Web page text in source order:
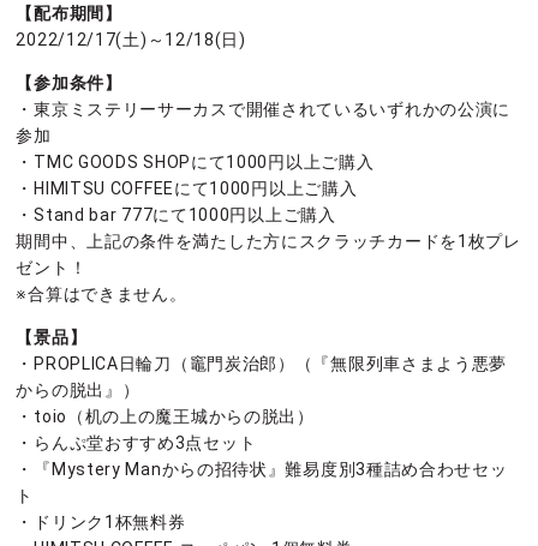
【配布期間】
2022/12/17(土)～12/18(日)
【参加条件】
・東京ミステリーサーカスで開催されているいずれかの公演に
参加
・TMC GOODS SHOPにて1000円以上ご購入
・HIMITSU COFFEEにて1000円以上ご購入
・Stand bar 777にて1000円以上ご購入
期間中、上記の条件を満たした方にスクラッチカードを1枚プレ
ゼント！
※合算はできません。
【景品】
・PROPLICA日輪刀（竈門炭治郎）（『無限列車さまよう悪夢
からの脱出』）
・toio（机の上の魔王城からの脱出）
・らんぷ堂おすすめ3点セット
・『Mystery Manからの招待状』難易度別3種詰め合わせセッ
ト
・ドリンク1杯無料券